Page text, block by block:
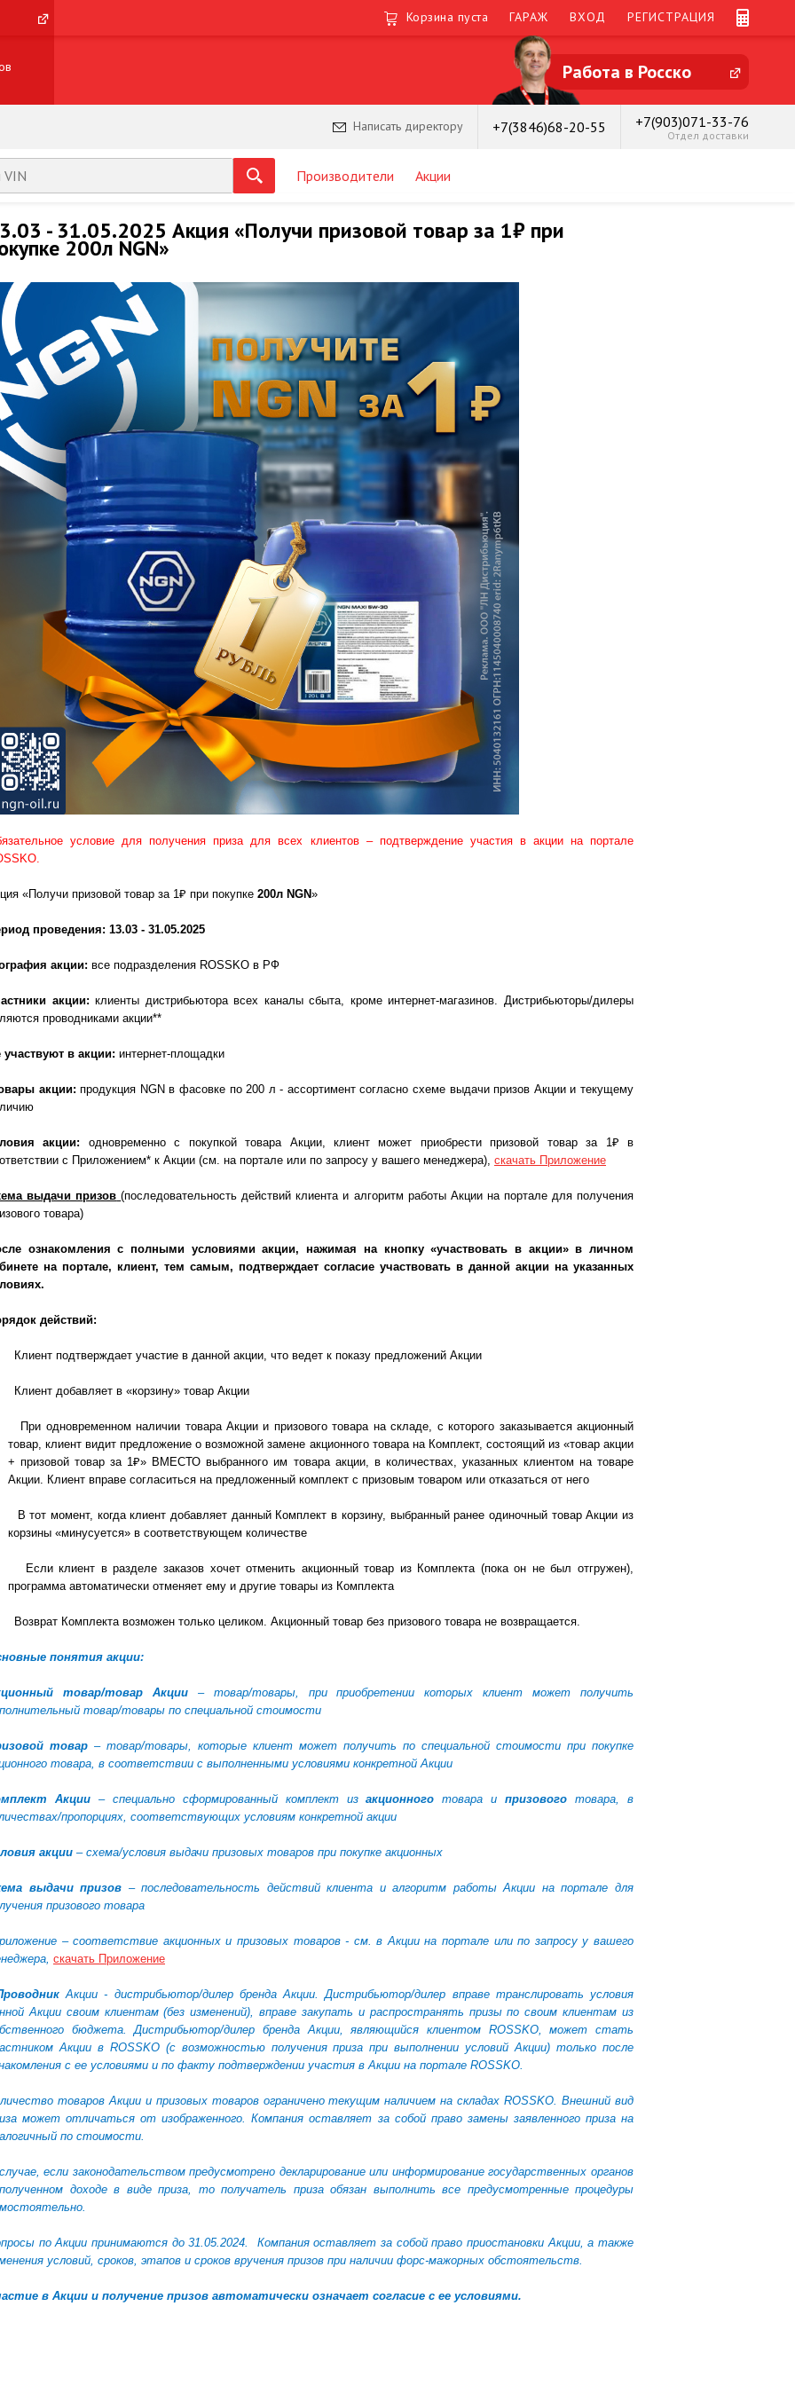
Корзина пуста ГАРАЖ ВХОД РЕГИСТРАЦИЯ
Работа в Росско
Написать директору +7(3846)68-20-55 +7(903)071-33-76
Отдел доставки
Производители Акции
- 31.05.2025 Акция «Получи призовой товар за 1₽ при
200л NGN»
условие для получения приза для всех клиентов – подтверждение участия в акции на портале
«Получи призовой товар за 1₽ при покупке 200л NGN»
проведения: 13.03 - 31.05.2025
акции: все подразделения ROSSKO в РФ
акции:клиенты дистрибьютора всех каналы сбыта, кроме интернет-магазинов. Дистрибьюторы/дилеры
проводниками акции**
участвуют в акции: интернет-площадки
акции: продукция NGN в фасовке по 200 л - ассортимент согласно схеме выдачи призов Акции и текущему
акции: одновременно с покупкой товара Акции, клиент может приобрести призовой товар за 1₽ в
с Приложением* к Акции (см. на портале или по запросу у вашего менеджера), скачать Приложение
выдачи призов (последовательность действий клиента и алгоритм работы Акции на портале для получения
товара)
ознакомления с полными условиями акции, нажимая на кнопку «участвовать в акции» в личном
на портале, клиент, тем самым, подтверждает согласие участвовать в данной акции на указанных
действий:
Клиент подтверждает участие в данной акции, что ведет к показу предложений Акции
Клиент добавляет в «корзину» товар Акции
При одновременном наличии товара Акции и призового товара на складе, с которого заказывается акционный
товар, клиент видит предложение о возможной замене акционного товара на Комплект, состоящий из «товар акции
+ призовой товар за 1₽» ВМЕСТО выбранного им товара акции, в количествах, указанных клиентом на товаре
Акции. Клиент вправе согласиться на предложенный комплект с призовым товаром или отказаться от него
В тот момент, когда клиент добавляет данный Комплект в корзину, выбранный ранее одиночный товар Акции из
корзины «минусуется» в соответствующем количестве
Если клиент в разделе заказов хочет отменить акционный товар из Комплекта (пока он не был отгружен),
программа автоматически отменяет ему и другие товары из Комплекта
Возврат Комплекта возможен только целиком. Акционный товар без призового товара не возвращается.
понятия акции:
товар/товар Акции– товар/товары, при приобретении которых клиент может получить
товар/товары по специальной стоимости
товар – товар/товары, которые клиент может получить по специальной стоимости при покупке
товара, в соответствии с выполненными условиями конкретной Акции
Акции– специально сформированный комплект изакционного товара ипризового товара, в
пропорциях, соответствующих условиям конкретной акции
акции – схема/условия выдачи призовых товаров при покупке акционных
выдачи призов – последовательность действий клиента и алгоритм работы Акции на портале для
призового товара
– соответствие акционных и призовых товаров - см. в Акции на портале или по запросу у вашего
скачать Приложение
Акции - дистрибьютор/дилер бренда Акции. Дистрибьютор/дилер вправе транслировать условия
Акции своим клиентам (без изменений), вправе закупать и распространять призы по своим клиентам из
бюджета. Дистрибьютор/дилер бренда Акции, являющийся клиентом ROSSKO, может стать
Акции в ROSSKO (с возможностью получения приза при выполнении условий Акции) только после
с ее условиями и по факту подтверждении участия в Акции на портале ROSSKO.
товаров Акции и призовых товаров ограничено текущим наличием на складахROSSKO. Внешний вид
может отличаться от изображенного. Компания оставляет за собой право замены заявленного приза на
по стоимости.
если законодательством предусмотрено декларирование или информирование государственных органов
доходе в виде приза, то получатель приза обязан выполнить все предусмотренные процедуры
по Акции принимаются до 31.05.2024.
Компания оставляет за собой право приостановки Акции, а также
условий, сроков, этапов и сроков вручения призов при наличии форс-мажорных обстоятельств.
в Акции и получение призов автоматически означает согласие с ее условиями.